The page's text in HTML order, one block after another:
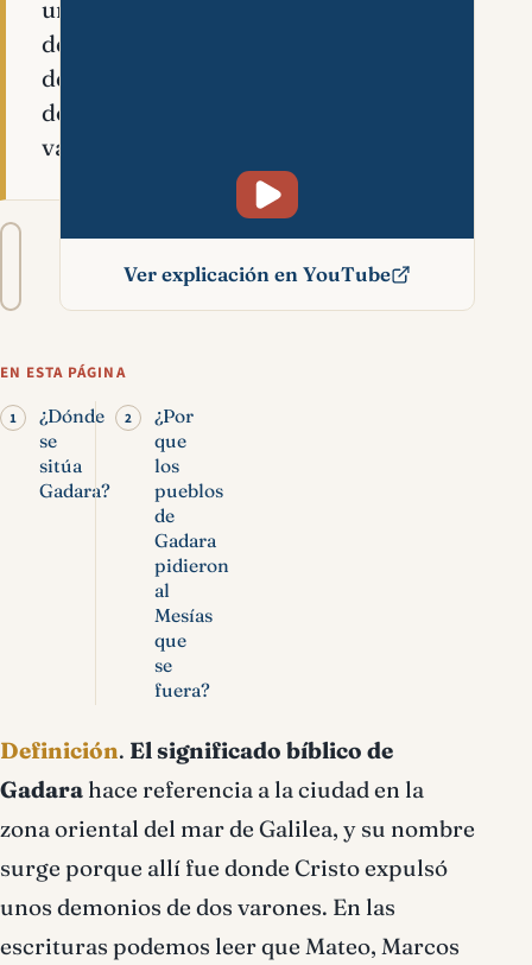
unos
demonios
de
dos
varones.
Tamaño
A− A+
Ver explicación en YouTube
EN ESTA PÁGINA
¿Dónde
se
sitúa
Gadara?
¿Por
que
los
pueblos
de
Gadara
pidieron
al
Mesías
que
se
fuera?
Definición. El significado bíblico de
Gadara hace referencia a la ciudad en la
zona oriental del mar de Galilea, y su nombre
surge porque allí fue donde Cristo expulsó
unos demonios de dos varones. En las
escrituras podemos leer que Mateo, Marcos